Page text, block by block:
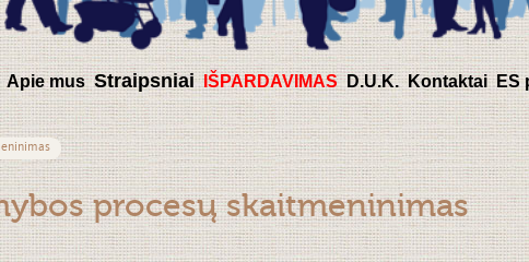
Apie mus Straipsniai IŠPARDAVIMAS D.U.K. Kontaktai ES
procesų skaitmeninimas